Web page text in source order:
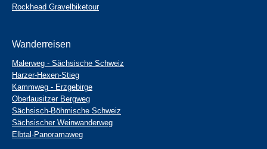
Rockhead Gravelbiketour
Wanderreisen
Malerweg - Sächsische Schweiz
Harzer-Hexen-Stieg
Kammweg - Erzgebirge
Oberlausitzer Bergweg
Sächsisch-Böhmische Schweiz
Sächsischer Weinwanderweg
Elbtal-Panoramaweg